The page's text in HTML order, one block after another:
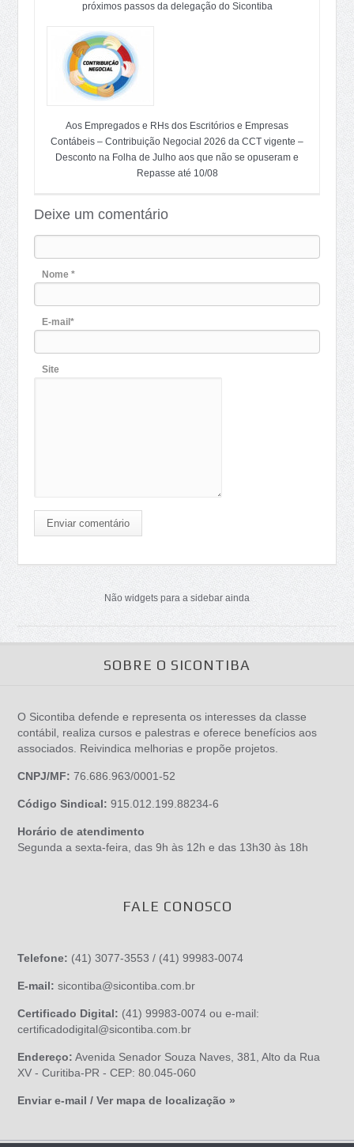
próximos passos da delegação do Sicontiba
Aos Empregados e RHs dos Escritórios e Empresas
Contábeis – Contribuição Negocial 2026 da CCT vigente –
Desconto na Folha de Julho aos que não se opuseram e
Repasse até 10/08
Deixe um comentário
Nome *
E-mail*
Site
Enviar comentário
Não widgets para a sidebar ainda
SOBRE O SICONTIBA
O Sicontiba defende e representa os interesses da classe
contábil, realiza cursos e palestras e oferece benefícios aos
associados. Reivindica melhorias e propõe projetos.
CNPJ/MF: 76.686.963/0001-52
Código Sindical: 915.012.199.88234-6
Horário de atendimento
Segunda a sexta-feira, das 9h às 12h e das 13h30 às 18h
FALE CONOSCO
Telefone: (41) 3077-3553 / (41) 99983-0074
E-mail:sicontiba@sicontiba.com.br
Certificado Digital: (41) 99983-0074 ou e-mail:
certificadodigital@sicontiba.com.br
Endereço: Avenida Senador Souza Naves, 381, Alto da Rua
XV - Curitiba-PR - CEP: 80.045-060
Enviar e-mail / Ver mapa de localização »